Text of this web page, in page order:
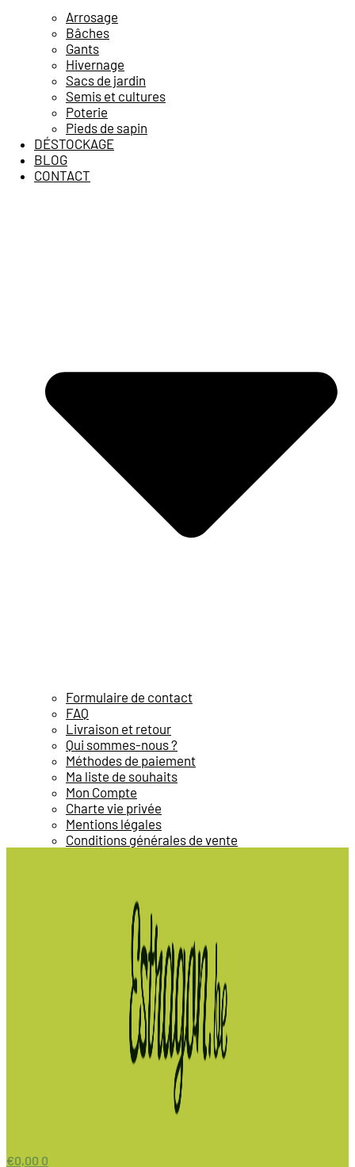
Arrosage
Bâches
Gants
Hivernage
Sacs de jardin
Semis et cultures
Poterie
Pieds de sapin
DÉSTOCKAGE
BLOG
CONTACT
Formulaire de contact
FAQ
Livraison et retour
Qui sommes-nous ?
Méthodes de paiement
Ma liste de souhaits
Mon Compte
Charte vie privée
Mentions légales
Conditions générales de vente
€0,00 0